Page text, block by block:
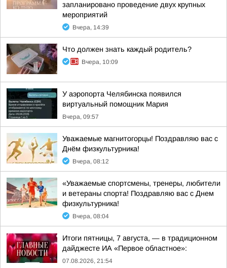
запланировано проведение двух крупных
мероприятий
Вчера, 14:39
Что должен знать каждый родитель?
Вчера, 10:09
У аэропорта Челябинска появился
виртуальный помощник Мария
Вчера, 09:57
Уважаемые магнитогорцы! Поздравляю вас с
Днём физкультурника!
Вчера, 08:12
«Уважаемые спортсмены, тренеры, любители
и ветераны спорта! Поздравляю вас с Днем
физкультурника!
Вчера, 08:04
Итоги пятницы, 7 августа, — в традиционном
дайджесте ИА «Первое областное»:
07.08.2026, 21:54